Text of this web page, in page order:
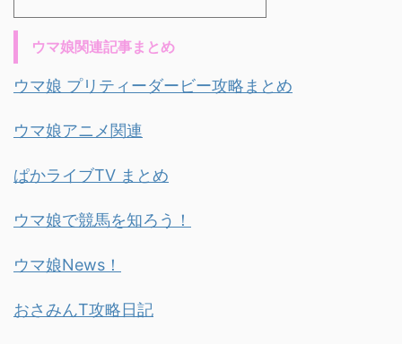
ウマ娘関連記事まとめ
ウマ娘 プリティーダービー攻略まとめ
ウマ娘アニメ関連
ぱかライブTV まとめ
ウマ娘で競馬を知ろう！
ウマ娘News！
おさみんT攻略日記